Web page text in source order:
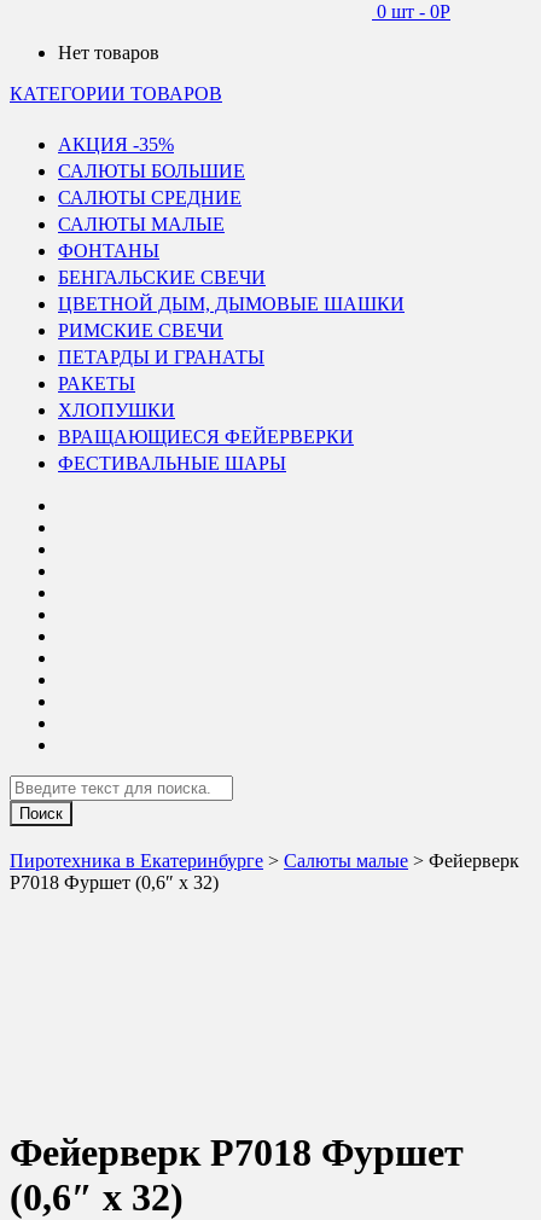
0 шт - 0Р
Нет товаров
КАТЕГОРИИ ТОВАРОВ
АКЦИЯ -35%
САЛЮТЫ БОЛЬШИЕ
САЛЮТЫ СРЕДНИЕ
САЛЮТЫ МАЛЫЕ
ФОНТАНЫ
БЕНГАЛЬСКИЕ СВЕЧИ
ЦВЕТНОЙ ДЫМ, ДЫМОВЫЕ ШАШКИ
РИМСКИЕ СВЕЧИ
ПЕТАРДЫ И ГРАНАТЫ
РАКЕТЫ
ХЛОПУШКИ
ВРАЩАЮЩИЕСЯ ФЕЙЕРВЕРКИ
ФЕСТИВАЛЬНЫЕ ШАРЫ
Search
Пиротехника в Екатеринбурге > Салюты малые > Фейерверк
Р7018 Фуршет (0,6″ х 32)
Фейерверк Р7018 Фуршет
(0,6″ х 32)